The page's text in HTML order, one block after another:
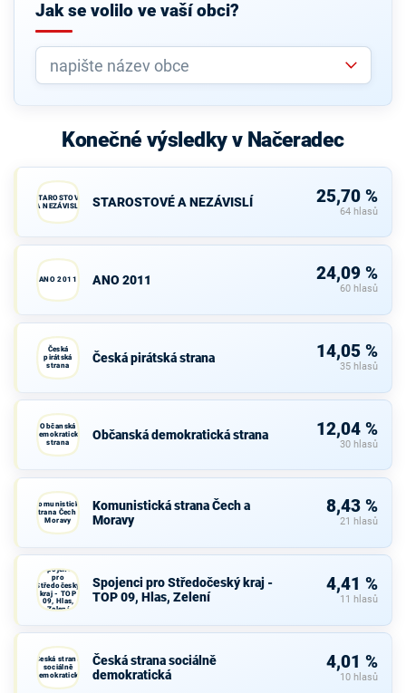
Jak se volilo ve vaší obci?
Konečné výsledky v Načeradec
STAROSTOVÉ
A NEZÁVISLÍ
STAROSTOVÉ A NEZÁVISLÍ 25,70 %
64 hlasů
ANO 2011 ANO 2011 24,09 %
60 hlasů
Česká
pirátská
strana
Česká pirátská strana 14,05 %
35 hlasů
Občanská
demokratická
strana
Občanská demokratická strana 12,04 %
30 hlasů
Komunistická
strana Čech a
Moravy
Komunistická strana Čech a
Moravy
8,43 %
21 hlasů
Spojenci
pro
Středočeský
kraj - TOP
09, Hlas,
Zelení
Spojenci pro Středočeský kraj -
TOP 09, Hlas, Zelení
4,41 %
11 hlasů
Česká strana
sociálně
demokratická
Česká strana sociálně
demokratická
4,01 %
10 hlasů